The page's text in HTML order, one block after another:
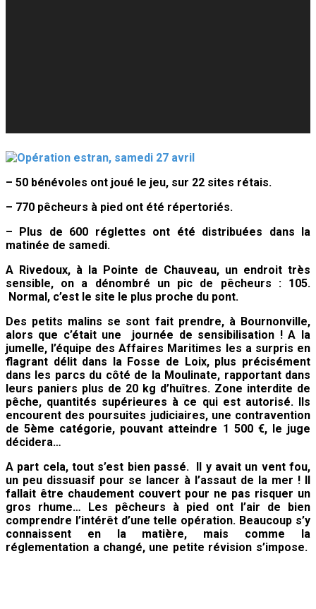
– 50 bénévoles ont joué le jeu, sur 22 sites rétais.
– 770 pêcheurs à pied ont été répertoriés.
– Plus de 600 réglettes ont été distribuées dans la
matinée de samedi.
A Rivedoux, à la Pointe de Chauveau, un endroit très
sensible, on a dénombré un pic de pêcheurs : 105.
Normal, c’est le site le plus proche du pont.
Des petits malins se sont fait prendre, à Bournonville,
alors que c’était une journée de sensibilisation ! A la
jumelle, l’équipe des Affaires Maritimes les a surpris en
flagrant délit dans la Fosse de Loix, plus précisément
dans les parcs du côté de la Moulinate, rapportant dans
leurs paniers plus de 20 kg d’huîtres. Zone interdite de
pêche, quantités supérieures à ce qui est autorisé. Ils
encourent des poursuites judiciaires, une contravention
de 5ème catégorie, pouvant atteindre 1 500 €, le juge
décidera…
A part cela, tout s’est bien passé.
Il y avait un vent fou,
un peu dissuasif pour se lancer à l’assaut de la mer ! Il
fallait être chaudement couvert pour ne pas risquer un
gros rhume… Les pêcheurs à pied ont l’air de bien
comprendre l’intérêt d’une telle opération. Beaucoup s’y
connaissent en la matière, mais comme la
réglementation a changé, une petite révision s’impose.